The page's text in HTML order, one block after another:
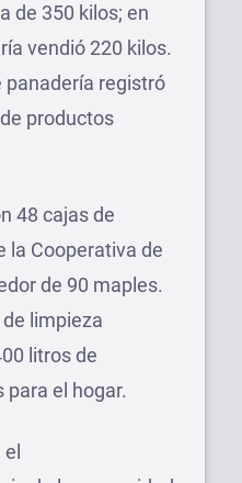
de 350 kilos; en
vendió 220 kilos.
panadería registró
productos
48 cajas de
la Cooperativa de
de 90 maples.
limpieza
litros de
el hogar.